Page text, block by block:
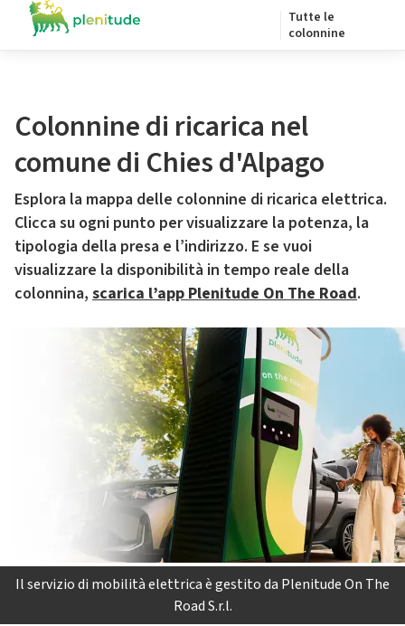
Tutte le
colonnine
Colonnine di ricarica nel
comune di Chies d'Alpago
Esplora la mappa delle colonnine di ricarica elettrica.
Clicca su ogni punto per visualizzare la potenza, la
tipologia della presa e l’indirizzo. E se vuoi
visualizzare la disponibilità in tempo reale della
colonnina, scarica l’app Plenitude On The Road.
Il servizio di mobilità elettrica è gestito da Plenitude On The
Road S.r.l.